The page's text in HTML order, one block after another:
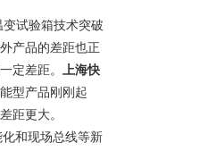
试验箱技术突破
产品的差距也正
定差距。
上海快
型产品刚刚起
距更大。
和现场总线等新